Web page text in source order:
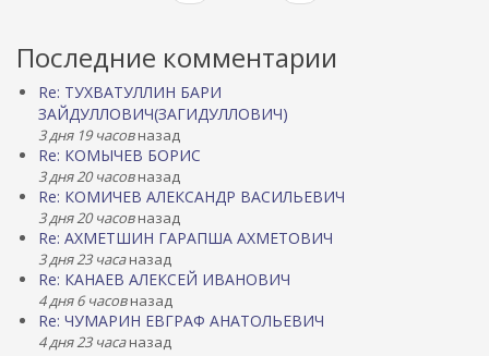
Последние комментарии
Re: ТУХВАТУЛЛИН БАРИ
ЗАЙДУЛЛОВИЧ(ЗАГИДУЛЛОВИЧ)
3 дня 19 часовназад
Re: КОМЫЧЕВ БОРИС
3 дня 20 часовназад
Re: КОМИЧЕВ АЛЕКСАНДР ВАСИЛЬЕВИЧ
3 дня 20 часовназад
Re: АХМЕТШИН ГАРАПША АХМЕТОВИЧ
3 дня 23 часаназад
Re: КАНАЕВ АЛЕКСЕЙ ИВАНОВИЧ
4 дня 6 часовназад
Re: ЧУМАРИН ЕВГРАФ АНАТОЛЬЕВИЧ
4 дня 23 часаназад